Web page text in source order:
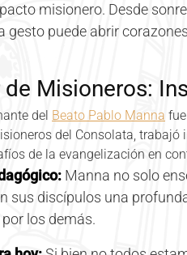
misionero. Desde
gesto puede abrir
Misioneros:
del Beato Pablo Manna
del Consolata,
de la evangelización en
Manna no solo
sus discípulos una
los demás.